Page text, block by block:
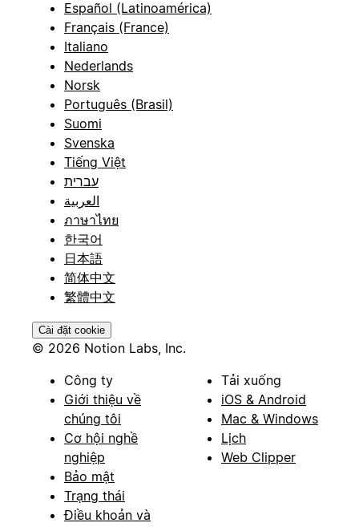
Español (Latinoamérica)
Français (France)
Italiano
Nederlands
Norsk
Português (Brasil)
Suomi
Svenska
Tiếng Việt
עברית
العربية
ภาษาไทย
한국어
日本語
简体中文
繁體中文
Cài đặt cookie
© 2026 Notion Labs, Inc.
Công ty
Giới thiệu về
chúng tôi
Cơ hội nghề
nghiệp
Bảo mật
Trạng thái
Điều khoản và
Tải xuống
iOS & Android
Mac & Windows
Lịch
Web Clipper